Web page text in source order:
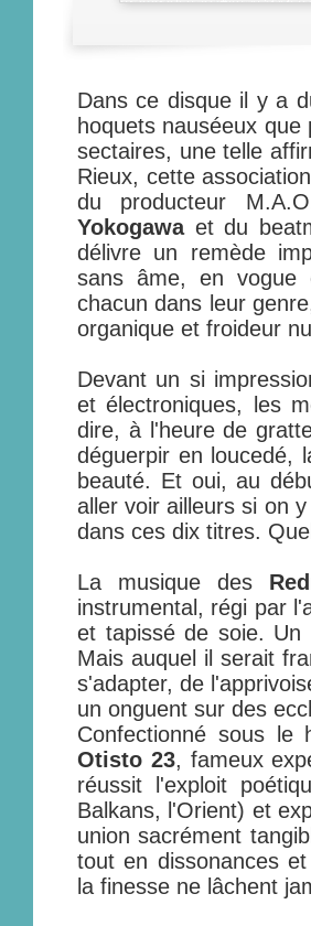
Dans ce disque il y a
hoquets nauséeux
sectaires, une telle
Rieux, cette
du producteur
Yokogawaet du
délivre un remède
sans âme, en vogue
chacun dans leur
organique et froideur
Devant un si
et électroniques, les
dire, à l'heure de
déguerpir en loucedé,
beauté. Et oui, au
aller voir ailleurs si on
dans ces dix titres.
La musique des
instrumental, régi par
et tapissé de soie. Un
Mais auquel il serait
s'adapter, de
un onguent sur des
Confectionné sous
Otisto 23, fameux
réussit l'exploit
Balkans, l'Orient) et
union sacrément
tout en dissonances
la finesse ne lâchent